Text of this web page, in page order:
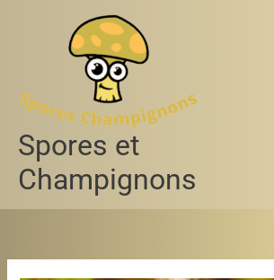
Spores et
Champignons